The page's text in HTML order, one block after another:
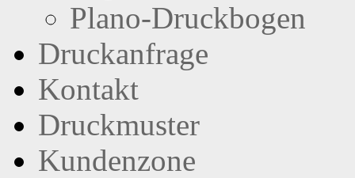
Plano-Druckbogen
Druckanfrage
Kontakt
Druckmuster
Kundenzone